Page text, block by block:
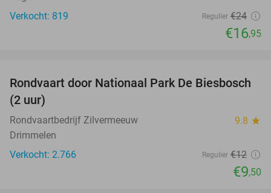
Verkocht: 819
Regulier €24
€16,95
21%
Rondvaart door Nationaal Park De Biesbosch
(2 uur)
Rondvaartbedrijf Zilvermeeuw 9.8 star
Drimmelen
Verkocht: 2.766
Regulier €12
€9,50